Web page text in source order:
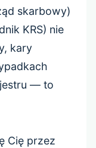
skarbowy)
KRS) nie
kary
— to
Cię przez